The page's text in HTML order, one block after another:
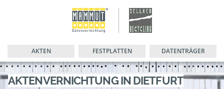
AKTEN FESTPLATTEN DATENTRÄGER
AKTENVERNICHTUNG IN DIETFURT